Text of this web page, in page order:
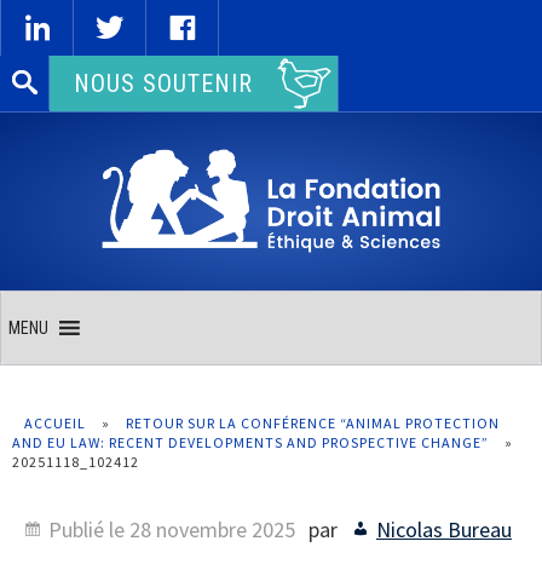
Rechercher :NOUS SOUTENIR
MENU
ACCUEIL »
RETOUR SUR LA CONFÉRENCE “ANIMAL PROTECTION
AND EU LAW: RECENT DEVELOPMENTS AND PROSPECTIVE CHANGE”
»
20251118_102412
Publié le 28 novembre 2025 par Nicolas Bureau